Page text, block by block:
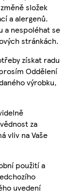
složek
a alergenů.
a nespoléhat se
stránkách.
získat radu
Oddělení
výrobku,
za
vliv na Vaše
použití a
uvedení